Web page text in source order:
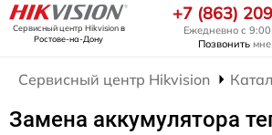
Сервисный центр Hikvisionв
Ростове-на-Дону
+7 (863)
Ежедневно с
Позвонить
Сервисный центр Hikvision
Замена аккумулятора